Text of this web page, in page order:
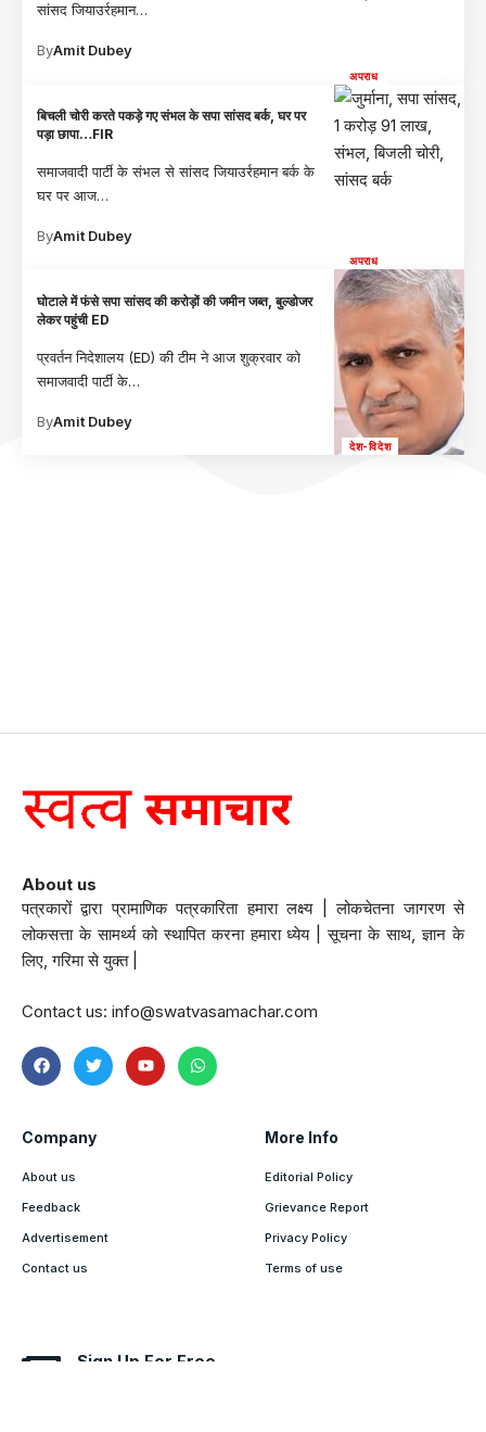
अपराध
सांसद जियाउर्रहमान…
ByAmit Dubey
अपराध
बिचली चोरी करते पकड़े गए संभल के सपा सांसद बर्क, घर पर
पड़ा छापा…FIR
समाजवादी पार्टी के संभल से सांसद जियाउर्रहमान बर्क के
घर पर आज…
ByAmit Dubey
देश-विदेश
घोटाले में फंसे सपा सांसद की करोड़ों की जमीन जब्त, बुल्डोजर
लेकर पहुंची ED
प्रवर्तन निदेशालय (ED) की टीम ने आज शुक्रवार को
समाजवादी पार्टी के…
ByAmit Dubey
About us
पत्रकारों द्वारा प्रामाणिक पत्रकारिता हमारा लक्ष्य | लोकचेतना जागरण से
लोकसत्ता के सामर्थ्य को स्थापित करना हमारा ध्येय | सूचना के साथ, ज्ञान के
लिए, गरिमा से युक्त |
Contact us: info@swatvasamachar.com
Company
About us
Feedback
Advertisement
Contact us
More Info
Editorial Policy
Grievance Report
Privacy Policy
Terms of use
Sign Up For Free